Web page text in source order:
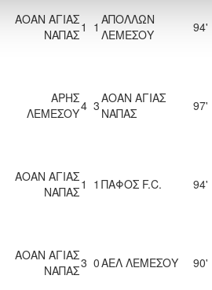
ΑΟΑΝ ΑΓΙΑΣ
ΝΑΠΑΣ1 1 ΑΠΟΛΛΩΝ
ΛΕΜΕΣΟΥ
94'
ΑΡΗΣ
ΛΕΜΕΣΟΥ4 3ΑΟΑΝ ΑΓΙΑΣ
ΝΑΠΑΣ
97'
ΑΟΑΝ ΑΓΙΑΣ
ΝΑΠΑΣ1 1 ΠΑΦΟΣ F.C. 94'
ΑΟΑΝ ΑΓΙΑΣ
ΝΑΠΑΣ3 0ΑΕΛ ΛΕΜΕΣΟΥ 90'